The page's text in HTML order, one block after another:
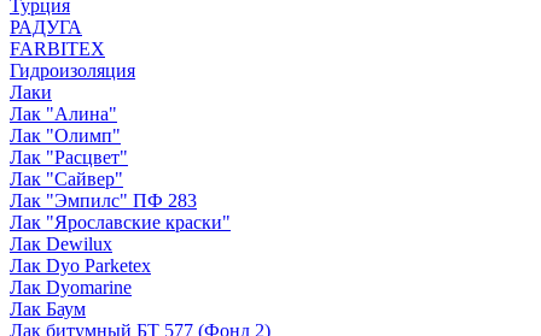
Турция
РАДУГА
FARBITEX
Гидроизоляция
Лаки
Лак "Алина"
Лак "Олимп"
Лак "Расцвет"
Лак "Сайвер"
Лак "Эмпилс" ПФ 283
Лак "Ярославские краски"
Лак Dewilux
Лак Dyo Parketex
Лак Dyomarine
Лак Баум
Лак битумный БТ 577 (Фонд 2)